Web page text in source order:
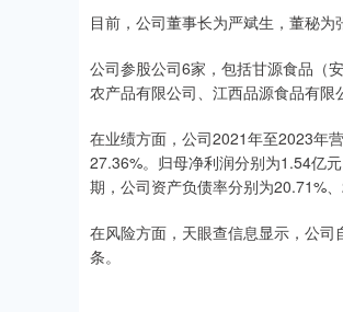
目前，公司董事长为严斌生，董秘为
公司参股公司6家，包括甘源食品（
农产品有限公司、江西品源食品有限
在业绩方面，公司2021年至2023年
27.36%。归母净利润分别为1.54亿
期，公司资产负债率分别为20.71%、
在风险方面，天眼查信息显示，公
条。